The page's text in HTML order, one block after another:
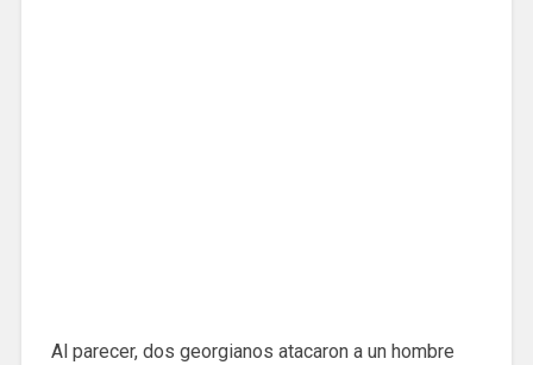
Al parecer, dos georgianos atacaron a un hombre